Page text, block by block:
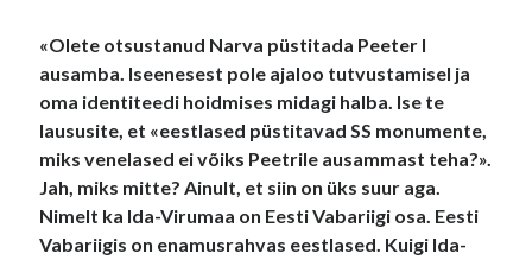
«Olete otsustanud Narva püstitada Peeter I
ausamba. Iseenesest pole ajaloo tutvustamisel ja
oma identiteedi hoidmises midagi halba. Ise te
laususite, et «eestlased püstitavad SS monumente,
miks venelased ei võiks Peetrile ausammast teha?».
Jah, miks mitte? Ainult, et siin on üks suur aga.
Nimelt ka Ida-Virumaa on Eesti Vabariigi osa. Eesti
Vabariigis on enamusrahvas eestlased. Kuigi Ida-